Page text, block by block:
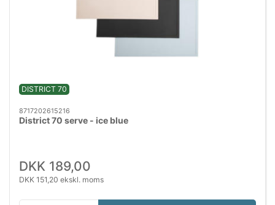
DISTRICT 70
8717202615216
District 70 serve - ice blue
DKK 189,00
DKK 151,20 ekskl. moms